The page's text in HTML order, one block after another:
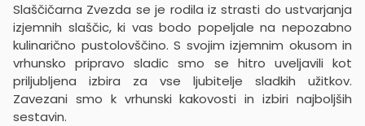
Slaščičarna Zvezda se je rodila iz strasti do ustvarjanja
izjemnih slaščic, ki vas bodo popeljale na nepozabno
kulinarično pustolovščino. S svojim izjemnim okusom in
vrhunsko pripravo sladic smo se hitro uveljavili kot
priljubljena izbira za vse ljubitelje sladkih užitkov.
Zavezani smo k vrhunski kakovosti in izbiri najboljših
sestavin.